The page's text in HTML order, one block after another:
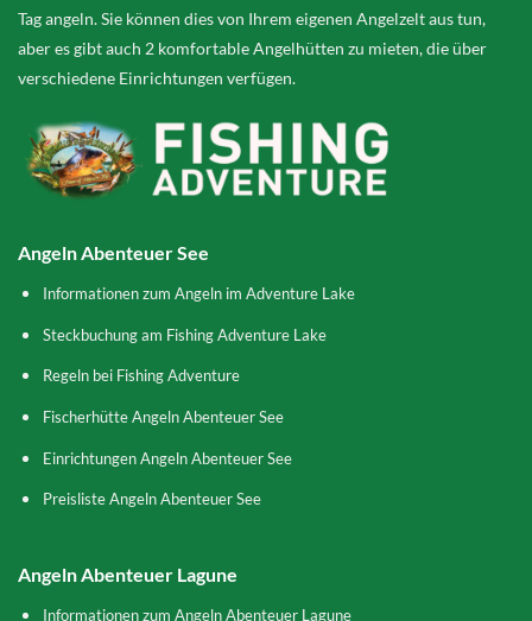
Tag angeln. Sie können dies von Ihrem eigenen Angelzelt aus tun,
aber es gibt auch 2 komfortable Angelhütten zu mieten, die über
verschiedene Einrichtungen verfügen.
Angeln Abenteuer See
Informationen zum Angeln im Adventure Lake
Steckbuchung am Fishing Adventure Lake
Regeln bei Fishing Adventure
Fischerhütte Angeln Abenteuer See
Einrichtungen Angeln Abenteuer See
Preisliste Angeln Abenteuer See
Angeln Abenteuer Lagune
Informationen zum Angeln Abenteuer Lagune